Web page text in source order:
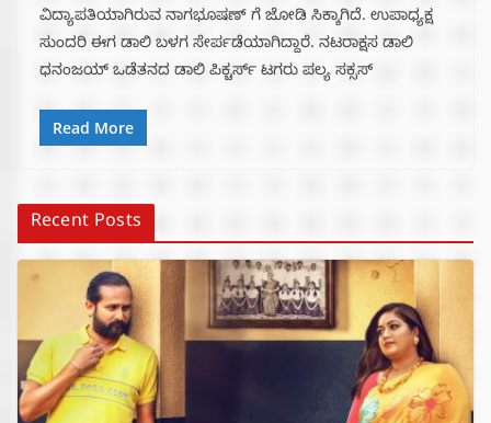
ವಿದ್ಯಾಪತಿಯಾಗಿರುವ ನಾಗಭೂಷಣ್ ಗೆ ಜೋಡಿ ಸಿಕ್ಕಾಗಿದೆ. ಉಪಾಧ್ಯಕ್ಷ
ಸುಂದರಿ ಈಗ ಡಾಲಿ ಬಳಗ ಸೇರ್ಪಡೆಯಾಗಿದ್ದಾರೆ. ನಟರಾಕ್ಷಸ ಡಾಲಿ
ಧನಂಜಯ್ ಒಡೆತನದ ಡಾಲಿ ಪಿಕ್ಚರ್ಸ್ ಟಗರು ಪಲ್ಯ ಸಕ್ಸಸ್
Read More
Recent Posts